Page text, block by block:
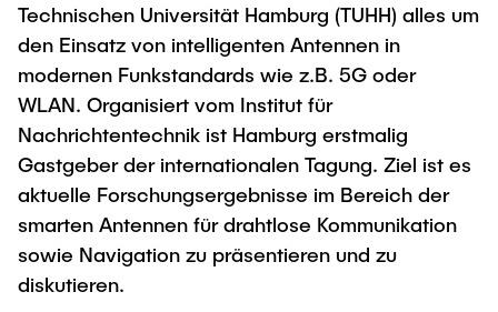
Newsroom
Press Release
University magazine spektrum
Events
Merchandise-Shop
Working at TU Hamburg
Advice and contact
New@tuhh
Around student life
study organization
AI in Education
After Graduation
Alumni
UNU HUB "Engineering to Face Climate
Change"
Research Funding
Early Career Research Support
Good Scientific Practice
Future Lectures
Process Engineering
Study programs
Research and Institutes
Technology and Innovation in Education
News
Study programs
Research and Institutes
Exchange students
Intercultural Hub
International Scholars & Guests
Partnerships and Strategy
Study Exchange Partnerships
How to establish partnerships
Strategy
Technischen Universität Hamburg (TUHH) alles um
den Einsatz von intelligenten Antennen in
modernen Funkstandards wie z.B. 5G oder
WLAN. Organisiert vom Institut für
Nachrichtentechnik ist Hamburg erstmalig
Gastgeber der internationalen Tagung. Ziel ist es
aktuelle Forschungsergebnisse im Bereich der
smarten Antennen für drahtlose Kommunikation
sowie Navigation zu präsentieren und zu
diskutieren.